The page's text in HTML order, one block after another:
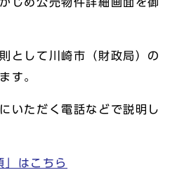
として川崎市（財政局）の
す。
いただく電話などで説明し
」はこちら